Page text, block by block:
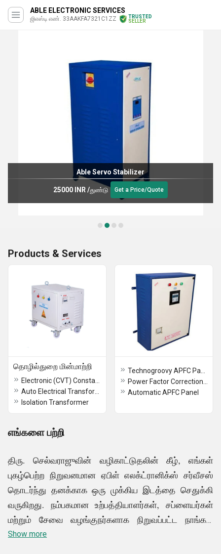
ABLE ELECTRONIC SERVICES
ஜிஎஸ்டி எண். 33AAKFA7321C1ZZ
TRUSTED
SELLER
Able Servo Stabilizer
25000 INR /துண்டு Get a Price/Quote
Products & Services
தொழில்துறை மின்மாற்றி
Isolation Transformer
Automatic APFC Panel
எங்களை பற்றி
திரு. செல்வராஜுவின் வழிகாட்டுதலின் கீழ், எங்கள்
புகழ்பெற்ற நிறுவனமான ஏபிள் எலக்ட்ரானிக்ஸ் சர்வீசஸ்
தொடர்ந்து தனக்காக ஒரு முக்கிய இடத்தை செதுக்கி
வருகிறது. நம்பகமான உற்பத்தியாளர்கள், சப்ளையர்கள்
மற்றும் சேவை வழங்குநர்களாக நிறுவப்பட்ட நாங்கள்
தொழில்துறையில் சிறந்த பெயர்களில் ஒன்றாக
Show more